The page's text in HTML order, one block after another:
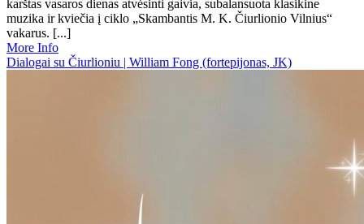
karštas vasaros dienas atvėsinti gaivia, subalansuota klasikine
muzika ir kviečia į ciklo „Skambantis M. K. Čiurlionio Vilnius“
vakarus. [...]
More Info
Dialogai su Čiurlioniu | William Fong (fortepijonas, JK)